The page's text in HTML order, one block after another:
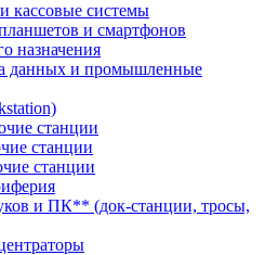
кассовые системы
и смартфонов
назначения
данных и промышленные
станции
станции
станции
и ПК** (док-станции, тросы,